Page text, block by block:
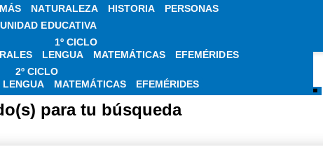
NATURALEZA HISTORIA
PERSONAS
EDUCATIVA
1º CICLO
LENGUA MATEMÁTICAS
EFEMÉRIDES
2º CICLO
LENGUA MATEMÁTICAS EFEMÉRIDES
REINO ANIMAL
para tu búsqueda